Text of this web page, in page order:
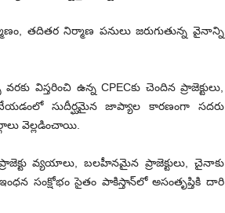
తదితర నిర్మాణ పనులు జరుగుతున్న వైనాన్ని
విస్తరించి ఉన్న CPECకు చెందిన ప్రాజెక్టులు,
సుదీర్ఘమైన జాప్యాల కారణంగా సదరు
వెల్లడించాయి.
వ్యయాలు, బలహీనమైన ప్రాజెక్టులు, చైనాకు
సంక్షోభం సైతం పాకిస్తాన్‌లో అసంతృప్తికి దారి